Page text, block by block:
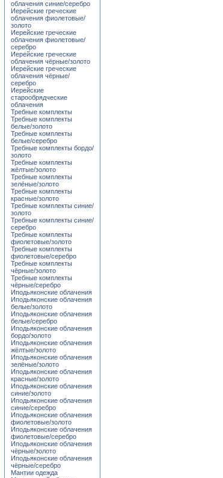
облачения синие/серебро
Иерейские греческие
облачения фиолетовые/
золото
Иерейские греческие
облачения фиолетовые/
серебро
Иерейские греческие
облачения чёрные/золото
Иерейские греческие
облачения чёрные/
серебро
Иерейские
старообрядческие
облачения
Требные комплекты
Требные комплекты
белые/золото
Требные комплекты
белые/серебро
Требные комплекты бордо/
золото
Требные комплекты
жёлтые/золото
Требные комплекты
зелёные/золото
Требные комплекты
красные/золото
Требные комплекты синие/
золото
Требные комплекты синие/
серебро
Требные комплекты
фиолетовые/золото
Требные комплекты
фиолетовые/серебро
Требные комплекты
чёрные/золото
Требные комплекты
чёрные/серебро
Иподьяконские облачения
Иподьяконские облачения
белые/золото
Иподьяконские облачения
белые/серебро
Иподьяконские облачения
бордо/золото
Иподьяконские облачения
жёлтые/золото
Иподьяконские облачения
зелёные/золото
Иподьяконские облачения
красные/золото
Иподьяконские облачения
синие/золото
Иподьяконские облачения
синие/серебро
Иподьяконские облачения
фиолетовые/золото
Иподьяконские облачения
фиолетовые/серебро
Иподьяконские облачения
чёрные/золото
Иподьяконские облачения
чёрные/серебро
Мантии одежда